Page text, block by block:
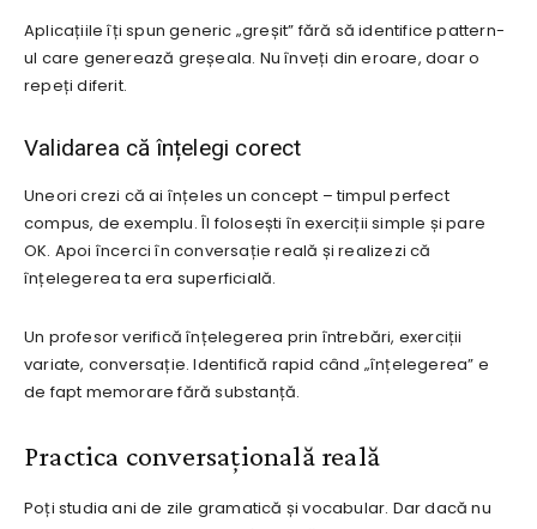
Aplicațiile îți spun generic „greșit” fără să identifice pattern-
ul care generează greșeala. Nu înveți din eroare, doar o
repeți diferit.
Validarea că înțelegi corect
Uneori crezi că ai înțeles un concept – timpul perfect
compus, de exemplu. Îl folosești în exerciții simple și pare
OK. Apoi încerci în conversație reală și realizezi că
înțelegerea ta era superficială.
Un profesor verifică înțelegerea prin întrebări, exerciții
variate, conversație. Identifică rapid când „înțelegerea” e
de fapt memorare fără substanță.
Practica conversațională reală
Poți studia ani de zile gramatică și vocabular. Dar dacă nu